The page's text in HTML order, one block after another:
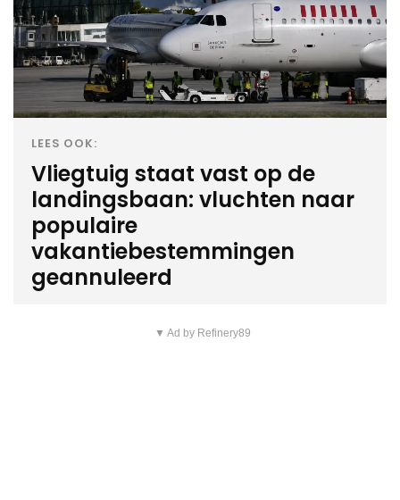
LEES OOK:
Vliegtuig staat vast op de
landingsbaan: vluchten naar
populaire
vakantiebestemmingen
geannuleerd
▼ Ad by Refinery89